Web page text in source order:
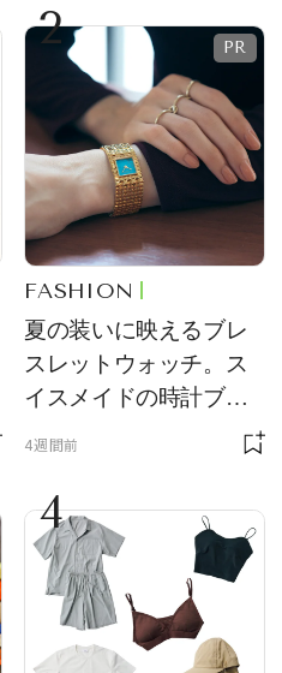
2
FASHION
夏の装いに映えるブレ
スレットウォッチ。ス
イスメイドの時計ブラ
ンド【フレデリック・
をレビュー。【それい
け！ 良品ハンター】
4週間前
4